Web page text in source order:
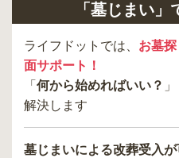
「墓じまい
ライフドットでは、 お墓
面サポート！
「 何から始めればいい？ 」
解決します
墓じまいによる改葬受入